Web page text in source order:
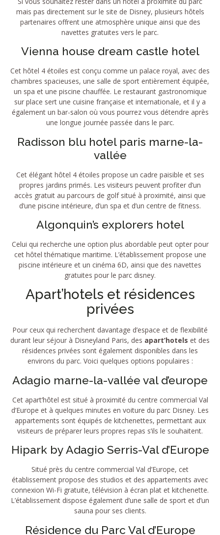
mais pas directement sur le site de Disney, plusieurs hôtels
partenaires offrent une atmosphère unique ainsi que des
navettes gratuites vers le parc.
Vienna house dream castle hotel
Cet hôtel 4 étoiles est conçu comme un palace royal, avec des
chambres spacieuses, une salle de sport entièrement équipée,
un spa et une piscine chauffée. Le restaurant gastronomique
sur place sert une cuisine française et internationale, et il y a
également un bar-salon où vous pourrez vous détendre après
une longue journée passée dans le parc.
Radisson blu hotel paris marne-la-
vallée
Cet élégant hôtel 4 étoiles propose un cadre paisible et ses
propres jardins primés. Les visiteurs peuvent profiter d’un
accès gratuit au parcours de golf situé à proximité, ainsi que
d’une piscine intérieure, d’un spa et d’un centre de fitness.
Algonquin’s explorers hotel
Celui qui recherche une option plus abordable peut opter pour
cet hôtel thématique maritime. L’établissement propose une
piscine intérieure et un cinéma 6D, ainsi que des navettes
gratuites pour le parc disney.
Apart’hotels et résidences
privées
Pour ceux qui recherchent davantage d’espace et de flexibilité
durant leur séjour à Disneyland Paris, des apart’hotels et des
résidences privées sont également disponibles dans les
environs du parc. Voici quelques options populaires :
Adagio marne-la-vallée val d’europe
Cet apart’hôtel est situé à proximité du centre commercial Val
d’Europe et à quelques minutes en voiture du parc Disney. Les
appartements sont équipés de kitchenettes, permettant aux
visiteurs de préparer leurs propres repas s’ils le souhaitent.
Hipark by Adagio Serris-Val d’Europe
Situé près du centre commercial Val d’Europe, cet
établissement propose des studios et des appartements avec
connexion Wi-Fi gratuite, télévision à écran plat et kitchenette.
L’établissement dispose également d’une salle de sport et d’un
sauna pour ses clients.
Résidence du Parc Val d’Europe